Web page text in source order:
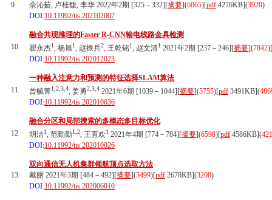
9
余沁茹, 卢桂馥, 李华 2022年2期 [325－332][摘要](6065)[pdf 4276KB](3920)
DOI:10.11992/tis.202102007
10
融合共现推理的Faster R-CNN输电线路金具检测
翟永杰1, 杨旭1, 赵振兵2, 王乾铭1, 赵文清1 2021年2期 [237－246][摘要](7842)[
DOI:10.11992/tis.202012023
11
一种融入注意力和预测的特征选择SLAM算法
曾毓菁1,2,3,4, 姜勇2,3,4 2021年6期 [1039－1044][摘要](5755)[pdf 3491KB](
DOI:10.11992/tis.202010036
12
融合分区和局部搜索的多模态多目标优化
胡洁1, 范勤勤1,2, 王直欢1 2021年4期 [774－784][摘要](6598)[pdf 4586KB](
DOI:10.11992/tis.202010026
13
双向通信无人机集群领航顶点选取方法
戴丽 2021年3期 [484－492][摘要](5499)[pdf 2678KB](3208)
DOI:10.11992/tis.202006010